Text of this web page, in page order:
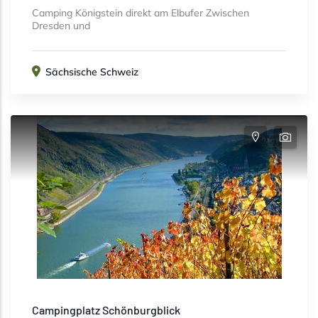
Camping Königstein direkt am Elbufer Zwischen
Dresden und
Sächsische Schweiz
Campingplatz Schönburgblick